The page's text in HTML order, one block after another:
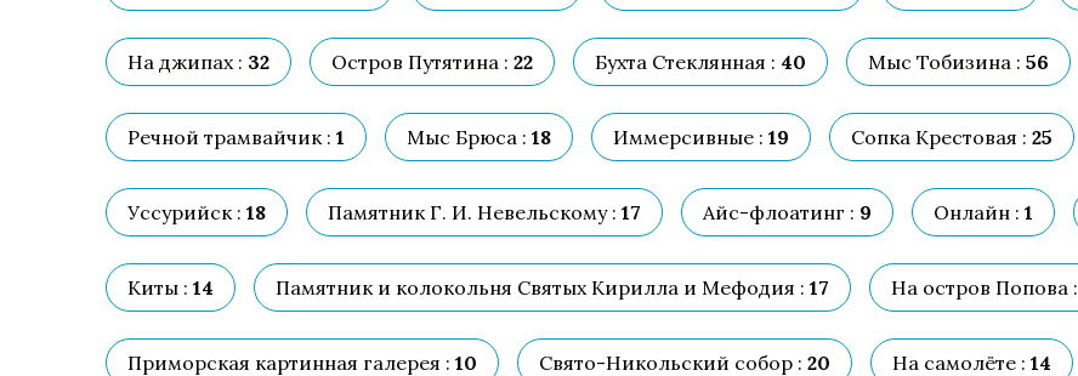
На джипах : 32 Остров Путятина : 22 Бухта Стеклянная : 40 Мыс Тобизина : 56
Речной трамвайчик : 1 Мыс Брюса : 18 Иммерсивные : 19 Сопка Крестовая : 25
Уссурийск : 18 Памятник Г. И. Невельскому : 17 Айс-флоатинг : 9 Онлайн : 1
Киты : 14 Памятник и колокольня Святых Кирилла и Мефодия : 17 На остров Попова :
Приморская картинная галерея : 10 Свято-Никольский собор : 20 На самолёте : 14